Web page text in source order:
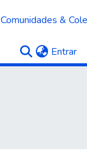
Comunidades &
Entrar